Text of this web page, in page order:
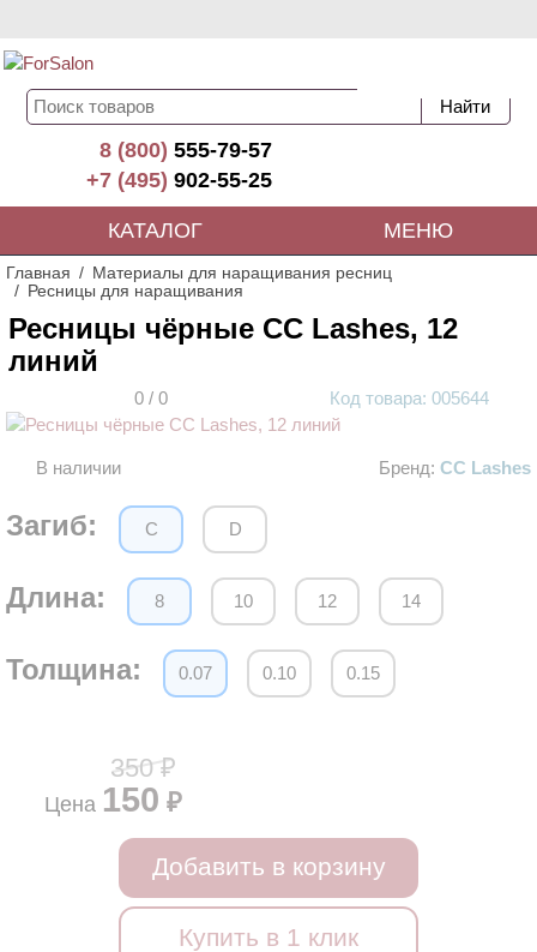
8 (800)555-79-57
+7 (495)902-55-25
КАТАЛОГ МЕНЮ
Главная
Материалы для наращивания ресниц
Ресницы для наращивания
Ресницы чёрные CC Lashes, 12
линий
0 / 0 Код товара: 005644
АКЦИЯ
В наличии Бренд: CC Lashes
Загиб: C D
Длина: 8 10 12 14
Толщина: 0.07 0.10 0.15
350 ₽
Цена 150 ₽
Добавить в корзину
Купить в 1 клик